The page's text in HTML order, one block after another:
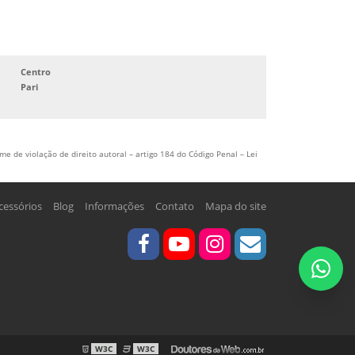
Centro
Pari
de violação de direito autoral – artigo 184 do Código Penal – Lei
Blog Informações Contato Mapa do site
W3C W3C